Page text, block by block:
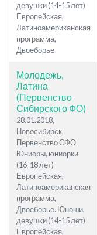
девушки (14-15 лет)
Европейская,
Латиноамериканская
программа,
Двоеборье
Молодежь,
Латина
(Первенство
Сибирского ФО)
28.01.2018,
Новосибирск,
Первенство СФО
Юниоры, юниорки
(16-18 лет)
Европейская,
Латиноамериканская
программа,
Двоеборье. Юноши,
девушки (14-15 лет)
Европейская,